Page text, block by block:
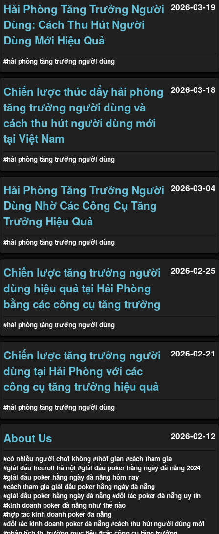
Hải Phòng Tăng Trưởng Người
Dùng: Cách Thu Hút Người
Dùng Mới Hiệu Quả
2026-03-19
#hải phòng tăng trưởng người dùng
Chiến lược thúc đẩy hải phòng
tăng trưởng người dùng và
cách thu hút người dùng mới
tại Việt Nam
2026-03-18
#hải phòng tăng trưởng người dùng
Hải Phòng Tăng Trưởng Người
Dùng Nhờ Các Công Cụ Tăng
Trưởng Hiệu Quả
2026-03-04
#hải phòng tăng trưởng người dùng
Chiến lược tăng trưởng người
dùng hiệu quả tại Hải Phòng
bằng các công cụ tăng trưởng
2026-02-25
#hải phòng tăng trưởng người dùng
Chiến lược tăng trưởng người
dùng tại Hải Phòng với các
công cụ tăng trưởng hiệu quả
2026-02-21
#hải phòng tăng trưởng người dùng
About Us 2026-02-12
#có nhiều người chơi không #thời gian #cách tham gia
#giải đấu freeroll hà nội #giải đấu poker hằng ngày đà nẵng 2024
#giải đấu poker hằng ngày đà nẵng hôm nay
#cách tham gia giải đấu poker hằng ngày đà nẵng
#giải đấu poker hằng ngày đà nẵng #đối tác poker đà nẵng uy tín
#kinh doanh poker đà nẵng như thế nào
#hợp tác kinh doanh poker đà nẵng
#đối tác kinh doanh poker đà nẵng #cách thu hút người dùng mới